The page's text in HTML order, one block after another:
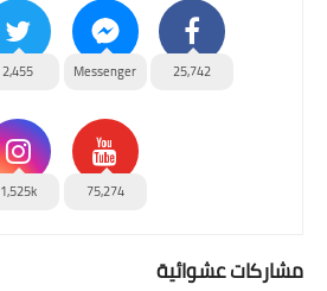
25,742
Messenger
2,455
75,274
1,525k
مشاركات عشوائية